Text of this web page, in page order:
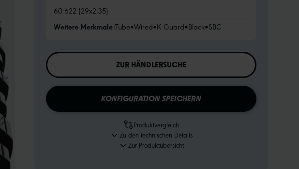
60-622 (29x2.35)
Weitere Merkmale:Tube•Wired•K-Guard•Black•SBC
ZUR HÄNDLERSUCHE
KONFIGURATION SPEICHERN
Produktvergleich
Zu den technischen Details
Zur Produktübersicht